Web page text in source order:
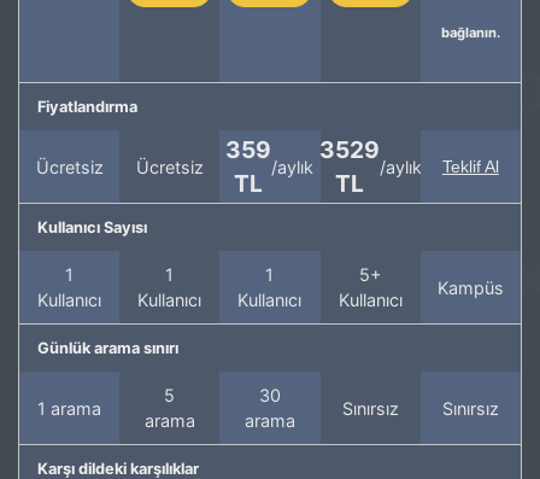
bağlanın.
Fiyatlandırma
Ücretsiz Ücretsiz
359
TL
/aylık
3529
TL
/aylık Teklif Al
Kullanıcı Sayısı
1
Kullanıcı
1
Kullanıcı
1
Kullanıcı
5+
Kullanıcı
Kampüs
Günlük arama sınırı
1 arama
5
arama
30
arama
Sınırsız Sınırsız
Karşı dildeki karşılıklar